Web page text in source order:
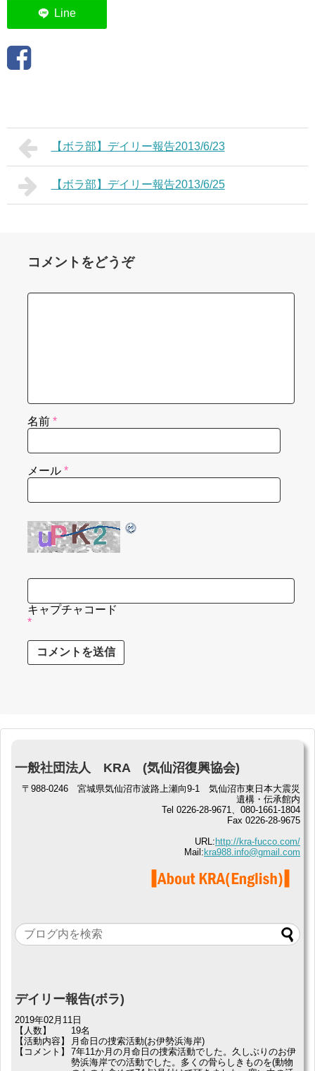
【ボラ部】デイリー報告2013/6/23
【ボラ部】デイリー報告2013/6/25
コメントをどうぞ
名前 *
メール *
キャプチャコード
*
一般社団法人 KRA (気仙沼復興協会)
〒988-0246 宮城県気仙沼市波路上瀬向9-1 気仙沼市東日本大震災
遺構・伝承館内
Tel 0226-28-9671、080-1661-1804
Fax 0226-28-9675
URL: http://kra-fucco.com/
Mail: kra988.info@gmail.com
デイリー報告(ボラ)
2019年02月11日
【人数】
19名
【活動内容】
月命日の捜索活動(お伊勢浜海岸)
【コメント】
7年11か月の月命日の捜索活動でした。久しぶりのお伊
勢浜海岸での活動でした。多くの骨らしきものを(動物
KRA BLOG
リンク